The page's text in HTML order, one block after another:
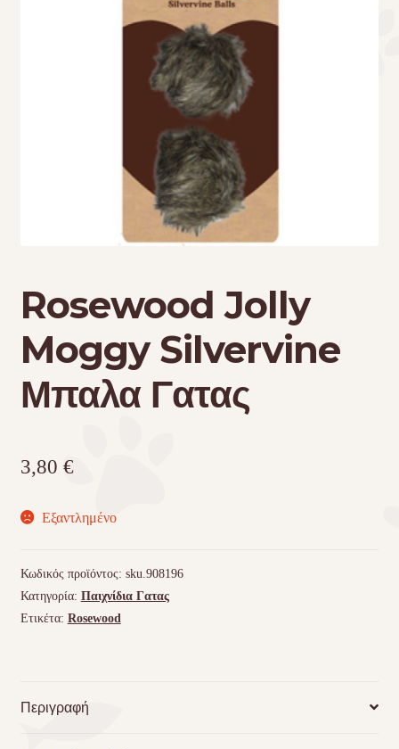
Τσάντες μεταφοράς
Φροντίδα – Είδη Υγιεινής
Rosewood Jolly
Moggy Silvervine
Μπαλα Γατας
3,80 €
Εξαντλημένο
Κωδικός προϊόντος: sku.908196
Κατηγορία: Παιχνίδια Γατας
Ετικέτα: Rosewood
Περιγραφή